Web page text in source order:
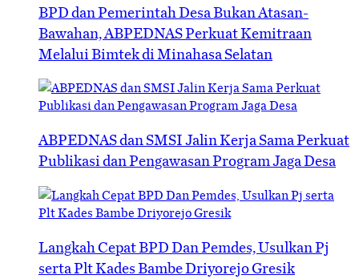
BPD dan Pemerintah Desa Bukan Atasan-
Bawahan, ABPEDNAS Perkuat Kemitraan
Melalui Bimtek di Minahasa Selatan
ABPEDNAS dan SMSI Jalin Kerja Sama Perkuat
Publikasi dan Pengawasan Program Jaga Desa
Langkah Cepat BPD Dan Pemdes, Usulkan Pj
serta Plt Kades Bambe Driyorejo Gresik